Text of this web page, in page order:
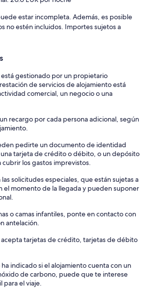
estar incompleta. Además, es posible
no estén incluidos. Importes sujetos a
está gestionado por un propietario
de servicios de alojamiento está
comercial, un negocio o una
recargo por cada persona adicional, según
pedirte un documento de identidad
tarjeta de crédito o débito, o un depósito
los gastos imprevistos.
solicitudes especiales, que están sujetas a
el momento de la llegada y pueden suponer
o camas infantiles, ponte en contacto con
antelación.
acepta tarjetas de crédito, tarjetas de débito
indicado si el alojamiento cuenta con un
de carbono, puede que te interese
para el viaje.